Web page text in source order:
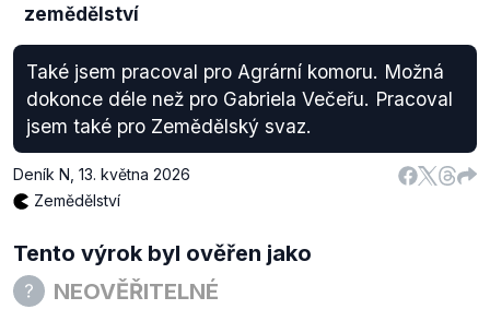
zemědělství
Také jsem pracoval pro Agrární komoru. Možná
dokonce déle než pro Gabriela Večeřu. Pracoval
jsem také pro Zemědělský svaz.
Deník N 13. května 2026
Zemědělství
Tento výrok byl ověřen jako
NEOVĚŘITELNÉ